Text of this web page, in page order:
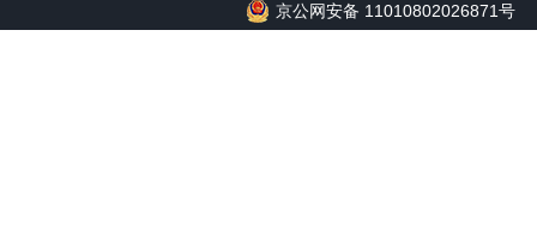
京公网安备 11010802026871号